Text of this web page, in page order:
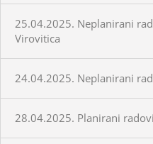
25.04.2025. Neplanirani
Virovitica
24.04.2025. Neplanirani
28.04.2025. Planirani